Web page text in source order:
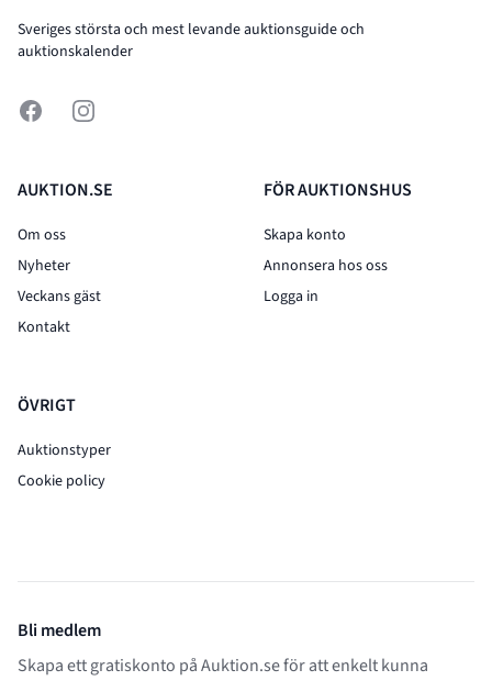
Sveriges största och mest levande auktionsguide och
auktionskalender
FacebookInstagram
AUKTION.SE
Om oss
Nyheter
Veckans gäst
Kontakt
ÖVRIGT
Auktionstyper
Cookie policy
FÖR AUKTIONSHUS
Skapa konto
Annonsera hos oss
Logga in
Bli medlem
Skapa ett gratiskonto på Auktion.se för att enkelt kunna